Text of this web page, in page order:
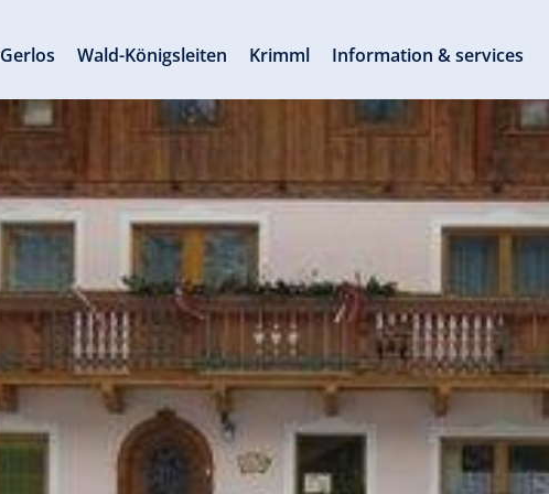
Gerlos Wald-Königsleiten Krimml Information & services